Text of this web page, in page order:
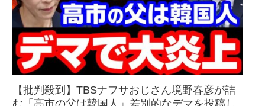
【批判殺到】TBSナフサおじさん境野春彦が詰
む「高市の父は韓国人」差別的なデマを投稿し